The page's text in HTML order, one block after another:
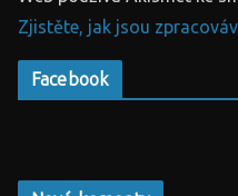
Zjistěte, jak jsou
Facebook